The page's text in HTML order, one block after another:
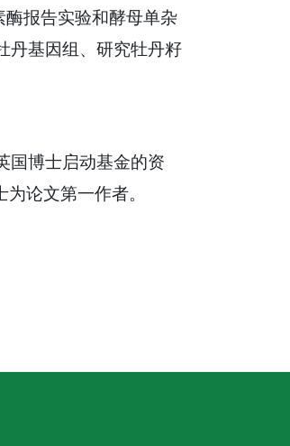
报告实验和酵母单杂
丹基因组、研究牡丹籽
博士启动基金的资
论文第一作者。